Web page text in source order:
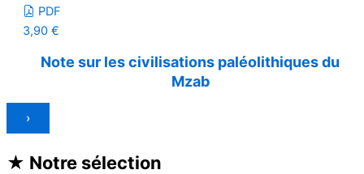
PDF
3,90 €
Note sur les civilisations paléolithiques du
Mzab
›
★ Notre sélection